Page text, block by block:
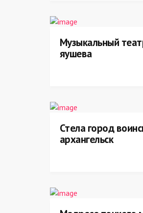
Музыкальный
яушева
Стела город
архангельск